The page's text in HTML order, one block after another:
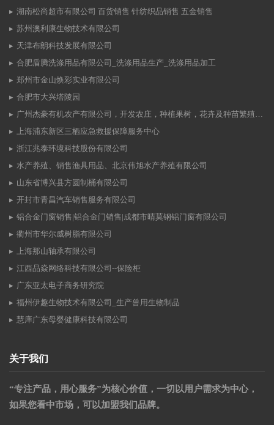
湖南松尚超市有限公司 百货销售 针纺织品销售 五金销售
苏州澳利康生物技术有限公司
天津布朗科技发展有限公司
合肥盾腾洗涤用品有限公司_洗涤用品生产_洗涤用品加工
郑州市金山焕彩实业有限公司
合肥市大兴塔陵园
广州杰豪有机农产有限公司，开发农庄，种植果树，花卉及种苗繁殖，禽畜水产养殖及加工
上海浦东新区三栖应急救援保障服务中心
浙江兆泰环境科技股份有限公司
水产养殖、销售渔具用品、北京伟旭水产养殖有限公司
山东省博兴县方圆制桶有限公司
开封市青昌汽车销售服务有限公司
铝合金门窗销售|铝合金门销售|成都市晴莫钢铝门窗有限公司
衢州市华尔威树脂有限公司
上海那山轴承有限公司
江西品焱网络科技有限公司--保险柜
广东亚太电子商务研究院
福州伊趣生物技术有限公司_生产兽用生物制品
慧庠广东母婴健康科技有限公司
关于我们
“专注产品，用心服务”为核心价值，一切以用户需求为中心，
如果您看中市场，可以加盟我们品牌。